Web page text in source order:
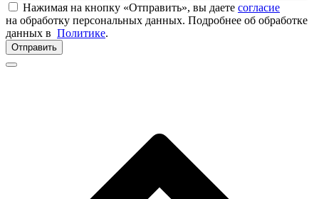
Нажимая на кнопку «Отправить», вы даете согласие
на обработку персональных данных. Подробнее об обработке
данных в Политике.
Отправить